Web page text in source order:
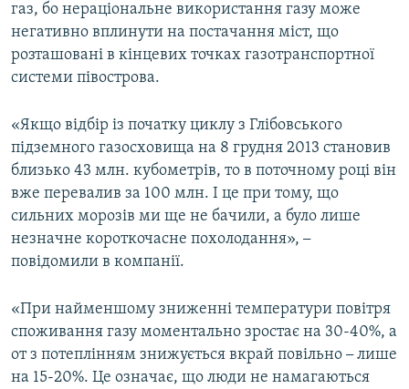
газ, бо нераціональне використання газу може
негативно вплинути на постачання міст, що
розташовані в кінцевих точках газотранспортної
системи півострова.
«Якщо відбір із початку циклу з Глібовського
підземного газосховища на 8 грудня 2013 становив
близько 43 млн. кубометрів, то в поточному році він
вже перевалив за 100 млн. І це при тому, що
сильних морозів ми ще не бачили, а було лише
незначне короткочасне похолодання», –
повідомили в компанії.
«При найменшому зниженні температури повітря
споживання газу моментально зростає на 30-40%, а
от з потеплінням знижується вкрай повільно –лише
на 15-20%. Це означає, що люди не намагаються